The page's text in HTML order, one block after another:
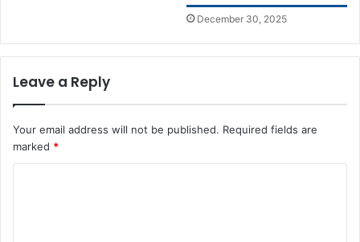
December 30, 2025
Leave a Reply
Your email address will not be published. Required fields are
marked *